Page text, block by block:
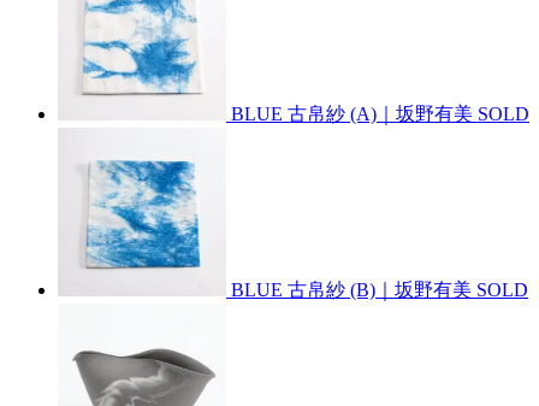
BLUE 古帛紗 (A)｜坂野有美 SOLD
BLUE 古帛紗 (B)｜坂野有美 SOLD